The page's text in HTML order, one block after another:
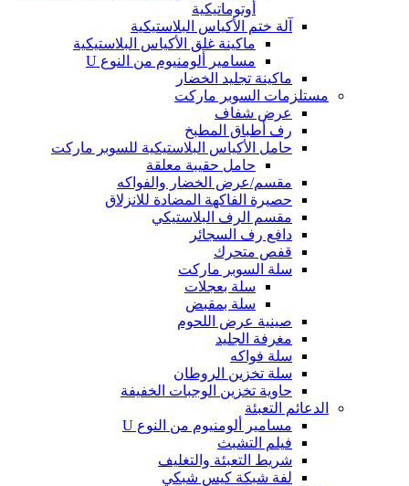
أوتوماتيكية
آلة ختم الأكياس البلاستيكية
ماكينة غلق الأكياس البلاستيكية
مسامير ألومنيوم من النوع U
ماكينة تجليد الخضار
مستلزمات السوبر ماركت
عرض شفاف
رف أطباق المطبخ
حامل الأكياس البلاستيكية للسوبر ماركت
حامل حقيبة معلقة
مقسم/عرض الخضار والفواكه
حصيرة الفاكهة المضادة للانزلاق
مقسم الرف البلاستيكي
دافع رف السجائر
قفص متحرك
سلة السوبر ماركت
سلة بعجلات
سلة بمقبض
صينية عرض اللحوم
مغرفة الجليد
سلة فواكه
سلة تخزين الروطان
حاوية تخزين الوجبات الخفيفة
الدعائم التعبئة
مسامير ألومنيوم من النوع U
فيلم التشبث
شريط التعبئة والتغليف
لفة شبكة كيس شبكي